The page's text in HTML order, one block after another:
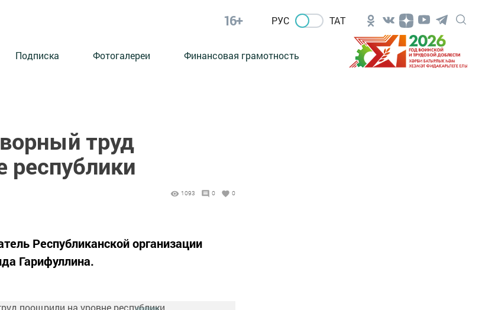
16+ РУС ТАТ
Подписка Фотогалереи Финансовая грамотность
труд
республики
1093 0 0
Республиканской организации
Гарифуллина.